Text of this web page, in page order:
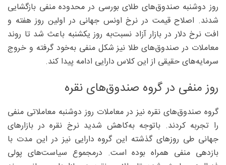
روز دوشنبه صندوق‌های طلای بورسی در محدوده منفی بازگشایی
شدند. اصلاح قیمت در نرخ اونس جهانی در اولین روز هفته و
افت نرخ دلار در بازار آزاد نسبت‌به‌ روز یکشنبه باعث شد تا روند
معاملات در صندوق‌های طلا نیز شکل منفی به‌خود گرفته و خروج
سرمایه‌های حقیقی از این کلاس دارایی ادامه پیدا کند.
روز منفی در گروه صندوق‌های نقره
گروه صندوق‌های نقره نیز در معاملات روز دوشنبه معاملاتی منفی
را تجربه کردند. باتوجه به‌کاهش شدید نرخ نقره در بازارهای
جهانی طی روزهای گذشته این گروه دارایی نیز در این مدت با
بازدهی منفی همراه بوده است. درمجموع سیاست‌های پولی